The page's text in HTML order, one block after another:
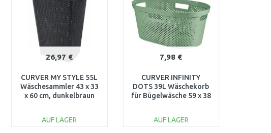
26,97 €
CURVER MY STYLE 55L
Wäschesammler 43 x 33
x 60 cm, dunkelbraun
AUF LAGER
7,98 €
CURVER INFINITY
DOTS 39L Wäschekorb
für Bügelwäsche 59 x 38
AUF LAGER